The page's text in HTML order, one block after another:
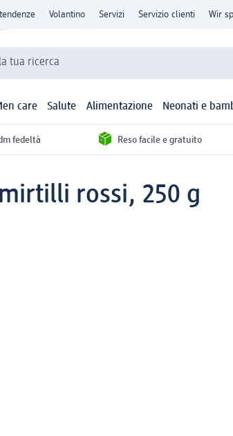
Volantino Servizi Servizio clienti Wir
tua ricerca
care Salute Alimentazione Neonati e
fedeltà Reso facile e gratuito
rossi, 250 g